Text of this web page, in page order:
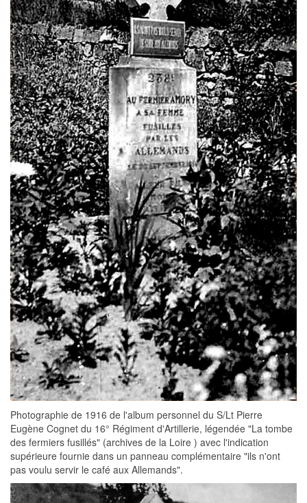
Photographie de 1916 de l'album personnel du S/Lt Pierre
Eugène Cognet du 16° Régiment d'Artillerie, légendée "La tombe
des fermiers fusillés" (archives de la Loire ) avec l'indication
supérieure fournie dans un panneau complémentaire "ils n'ont
pas voulu servir le café aux Allemands".